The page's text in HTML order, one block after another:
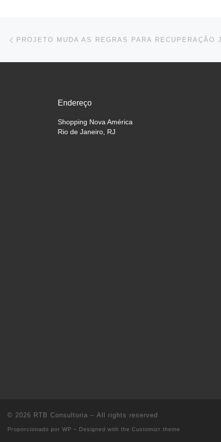
Navegação do post
Endereço
Shopping Nova América
Rio de Janeiro, RJ
© 2026 RTB Consultoria – All rights reserved
Proporcionado por WP – Designed with the Customizr theme